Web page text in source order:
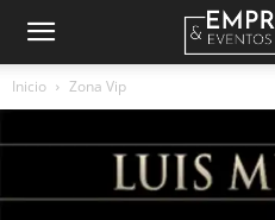
Empresas
&
Inicio Zona Vip